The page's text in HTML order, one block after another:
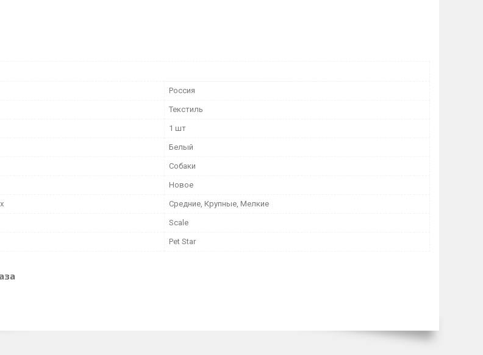
Россия
Текстиль
1 шт
Белый
Собаки
Новое
Средние, Крупные, Мелкие
Scale
Pet Star